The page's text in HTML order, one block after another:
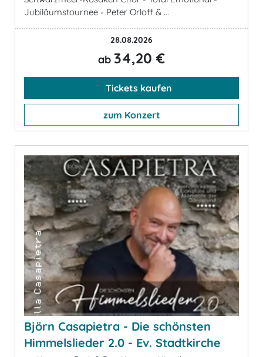
Jubiläumstournee - Peter Orloff & ...
28.08.2026
ab 34,20 €
Tickets kaufen
zum Konzert
Björn Casapietra - Die schönsten
Himmelslieder 2.0 - Ev. Stadtkirche